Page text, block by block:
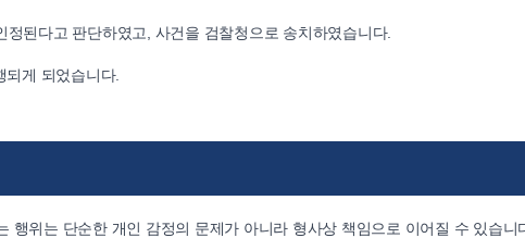
된다고 판단하였고, 사건을 검찰청으로 송치하였습니다.
게 되었습니다.
행위는 단순한 개인 감정의 문제가 아니라 형사상 책임으로 이어질 수 있습니